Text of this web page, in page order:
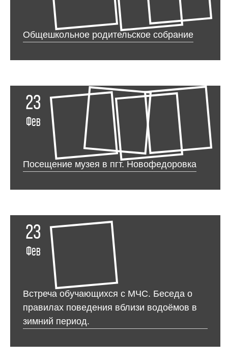
Общешкольное родительское собрание
23
Фев
Посещение музея в пгт. Новофедоровка
23
Фев
Встреча обучающихся с МЧС. Беседа о
правилах поведения вблизи водоёмов в
зимний период.